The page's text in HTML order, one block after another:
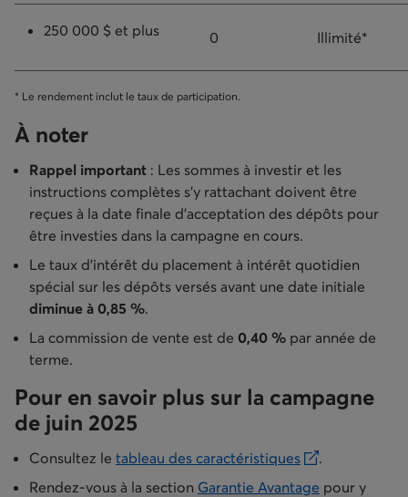
250 000 $ et plus 0 Illimité*
* Le rendement inclut le taux de participation.
À noter
Rappel important : Les sommes à investir et les
instructions complètes s’y rattachant doivent être
reçues à la date finale d’acceptation des dépôts pour
être investies dans la campagne en cours.
Le taux d’intérêt du placement à intérêt quotidien
spécial sur les dépôts versés avant une date initiale
diminue à 0,85 %.
La commission de vente est de 0,40 % par année de
terme.
Pour en savoir plus sur la campagne
de juin 2025
Consultez le tableau des caractéristiques
s’ouvre dans un nouvel onglet
.
Rendez-vous à la section Garantie Avantage pour y